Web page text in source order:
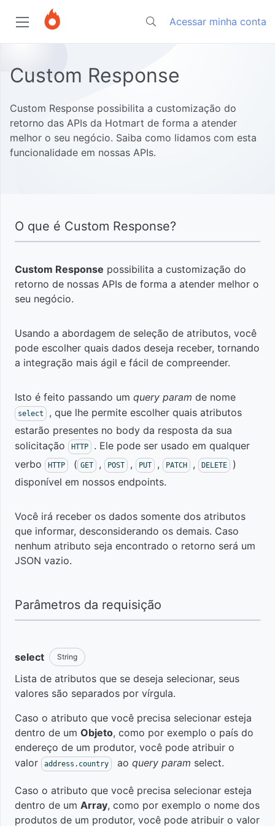
Custom Response
Custom Response possibilita a customização do
retorno das APIs da Hotmart de forma a atender
melhor o seu negócio. Saiba como lidamos com esta
funcionalidade em nossas APIs.
O que é Custom Response?
Custom Response possibilita a customização do
retorno de nossas APIs de forma a atender melhor o
seu negócio.
Usando a abordagem de seleção de atributos, você
pode escolher quais dados deseja receber, tornando
a integração mais ágil e fácil de compreender.
Isto é feito passando um query param de nome
select
, que lhe permite escolher quais atributos
estarão presentes no body da resposta da sua
solicitação
HTTP
. Ele pode ser usado em qualquer
verbo
HTTP ( GET , POST , PUT , PATCH , DELETE
)
disponível em nossos endpoints.
Você irá receber os dados somente dos atributos
que informar, desconsiderando os demais. Caso
nenhum atributo seja encontrado o retorno será um
JSON vazio.
Parâmetros da requisição
select String
Lista de atributos que se deseja selecionar, seus
valores são separados por vírgula.
Caso o atributo que você precisa selecionar esteja
dentro de um Objeto, como por exemplo o país do
endereço de um produtor, você pode atribuir o
valor
address.country ao query param select.
Caso o atributo que você precisa selecionar esteja
dentro de um Array, como por exemplo o nome dos
produtos de um produtor, você pode atribuir o valor
Acessar minha conta
Página
inicial
Começando
Sobre
Autenticação
de
Resposta
HTTP
Rate
Limit
Paginação
Custom
Response
Sandbox
Tutoriais
Acompanhar
vendas e
em tempo
real com
Visualizar
assinaturas
para
recuperá-
las
Conhecer
quantos e
quais
Assinaturas
Sumário de
Assinaturas
Transações
de
Assinatura
Obter
compras
Histórico
de
vendas
Sumário
de
vendas
Participantes
de vendas
Introdução
Obter
módulos
Obter
Obter
Produto
Obter
Produtos
Obter
de
Produto
Cupons
de
desconto
Cupons
para
eventos